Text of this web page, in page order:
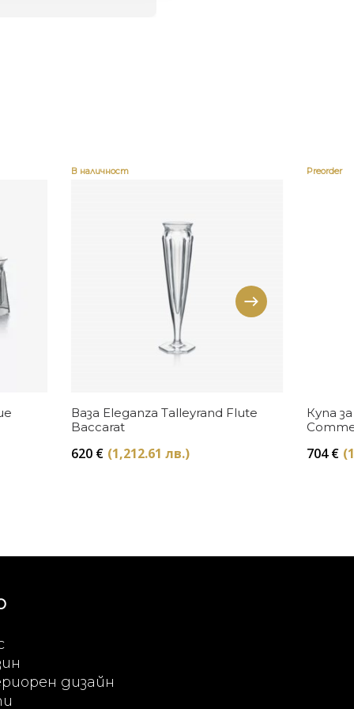
В наличност
Купи
Ваза Eleganza Talleyrand Flute
Baccarat
620 € (1,212.61 лв.)
Preorder
Купа
704€
дизайн